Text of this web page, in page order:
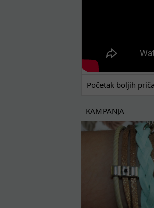
Početak boljih priča
KAMPANJA